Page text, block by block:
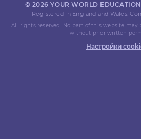
© 2026 YOUR WORLD
Registered in England and Wales.
All rights reserved. No part of this website
without prior written
Настройки